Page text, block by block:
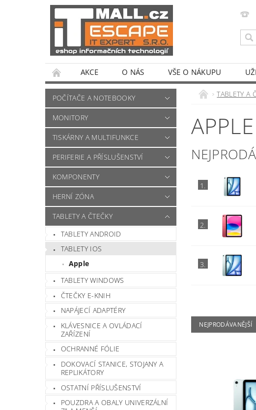
AKCE O NÁS VŠE O NÁKUPU
POČÍTAČE A NOTEBOOKY
MONITORY
TISKÁRNY A MULTIFUNKCE
PERIFERIE A PŘÍSLUŠENSTVÍ
KOMPONENTY
HERNÍ ZÓNA
TABLETY A ČTEČKY
TABLETY ANDROID
TABLETY IOS
Apple
TABLETY WINDOWS
ČTEČKY E-KNIH
NAPÁJECÍ ADAPTÉRY
KLÁVESNICE A OVLÁDACÍ
ZAŘÍZENÍ
OCHRANNÉ FÓLIE
DOKOVACÍ STANICE, STOJANY A
REPLIKÁTORY
OSTATNÍ PŘÍSLUŠENSTVÍ
POUZDRA A OBALY UNIVERZÁLNÍ
TABLETY A
APPLE
1.
2.
3.
NEJPRODÁVANĚJŠÍ